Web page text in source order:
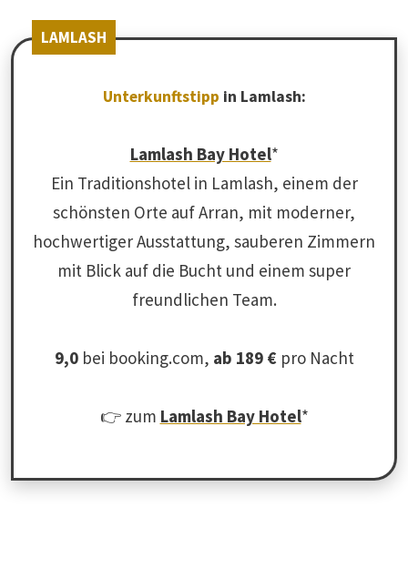
LAMLASH
Unterkunftstipp in Lamlash:
Lamlash Bay Hotel*
Ein Traditionshotel in Lamlash, einem der
schönsten Orte auf Arran, mit moderner,
hochwertiger Ausstattung, sauberen Zimmern
mit Blick auf die Bucht und einem super
freundlichen Team.
9,0 bei booking.com, ab 189 €pro Nacht
👉 zum Lamlash Bay Hotel*